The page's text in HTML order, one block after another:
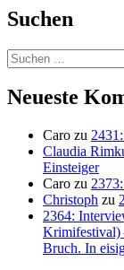
Suchen
Suchen
nach:
Neueste
Caro zu
Claudia
Einsteiger
Caro zu
Christoph zu
2364:
Bruch. In